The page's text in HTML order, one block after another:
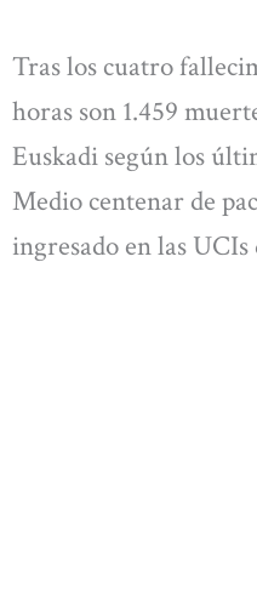
Tras los cuatro
horas son 1.459
Euskadi según los
Medio centenar de
ingresado en las